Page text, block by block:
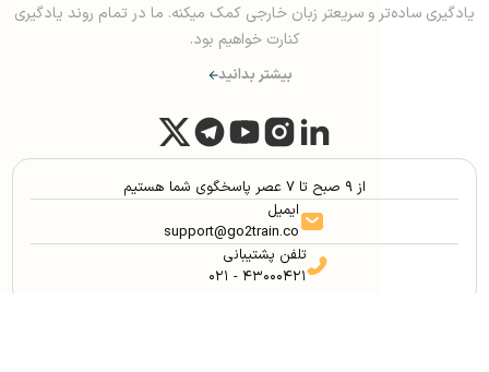
یادگیری ساده‌تر و سریعتر زبان خارجی کمک میکنه. ما در تمام روند یادگیری
کنارت خواهیم بود.
بیشتر بدانید
از ۹ صبح تا ۷ عصر پاسخگوی شما هستیم
ایمیل
support@go2train.co
تلفن پشتیبانی
۰۲۱ - ۴۳۰۰۰۴۲۱